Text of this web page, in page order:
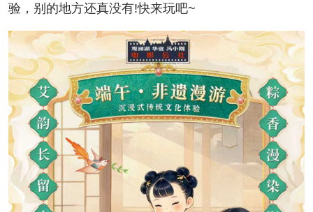
验，别的地方还真没有!快来玩吧~